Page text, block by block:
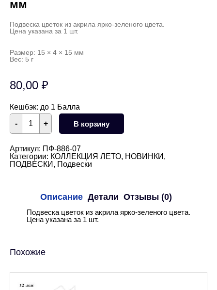
мм
Подвеска цветок из акрила ярко-зеленого цвета.
Цена указана за 1 шт.
Размер: 15 × 4 × 15 мм
Вес: 5 г
80,00 ₽
Кешбэк: до 1 Балла
+
Количество
товара
Подвеска
цвета
Лайм
15
- В корзину
Артикул: ПФ-886-07
Категории: КОЛЛЕКЦИЯ ЛЕТО, НОВИНКИ ,
ПОДВЕСКИ , Подвески
Описание Детали Отзывы (0)
Подвеска цветок из акрила ярко-зеленого цвета.
Цена указана за 1 шт.
Похожие